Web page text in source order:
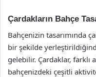
Çardakların Bahçe
Bahçenizin tasarımında
bir şekilde
gelebilir. Çardaklar, farklı
bahçenizdeki çeşitli